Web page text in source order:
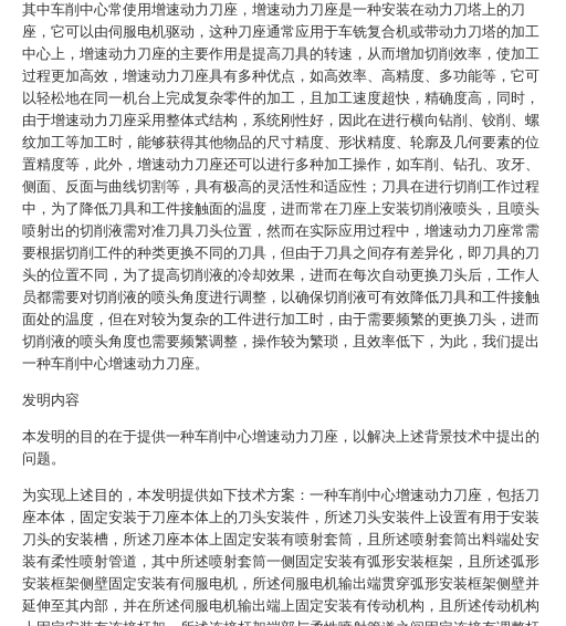
其中车削中心常使用增速动力刀座，增速动力刀座是一种安装在动力刀塔上的刀
座，它可以由伺服电机驱动，这种刀座通常应用于车铣复合机或带动力刀塔的加工
中心上，增速动力刀座的主要作用是提高刀具的转速，从而增加切削效率，使加工
过程更加高效，增速动力刀座具有多种优点，如高效率、高精度、多功能等，它可
以轻松地在同一机台上完成复杂零件的加工，且加工速度超快，精确度高，同时，
由于增速动力刀座采用整体式结构，系统刚性好，因此在进行横向钻削、铰削、螺
纹加工等加工时，能够获得其他物品的尺寸精度、形状精度、轮廓及几何要素的位
置精度等，此外，增速动力刀座还可以进行多种加工操作，如车削、钻孔、攻牙、
侧面、反面与曲线切割等，具有极高的灵活性和适应性；刀具在进行切削工作过程
中，为了降低刀具和工件接触面的温度，进而常在刀座上安装切削液喷头，且喷头
喷射出的切削液需对准刀具刀头位置，然而在实际应用过程中，增速动力刀座常需
要根据切削工件的种类更换不同的刀具，但由于刀具之间存有差异化，即刀具的刀
头的位置不同，为了提高切削液的冷却效果，进而在每次自动更换刀头后，工作人
员都需要对切削液的喷头角度进行调整，以确保切削液可有效降低刀具和工件接触
面处的温度，但在对较为复杂的工件进行加工时，由于需要频繁的更换刀头，进而
切削液的喷头角度也需要频繁调整，操作较为繁琐，且效率低下，为此，我们提出
一种车削中心增速动力刀座。
发明内容
本发明的目的在于提供一种车削中心增速动力刀座，以解决上述背景技术中提出的
问题。
为实现上述目的，本发明提供如下技术方案：一种车削中心增速动力刀座，包括刀
座本体，固定安装于刀座本体上的刀头安装件，所述刀头安装件上设置有用于安装
刀头的安装槽，所述刀座本体上固定安装有喷射套筒，且所述喷射套筒出料端处安
装有柔性喷射管道，其中所述喷射套筒一侧固定安装有弧形安装框架，且所述弧形
安装框架侧壁固定安装有伺服电机，所述伺服电机输出端贯穿弧形安装框架侧壁并
延伸至其内部，并在所述伺服电机输出端上固定安装有传动机构，且所述传动机构